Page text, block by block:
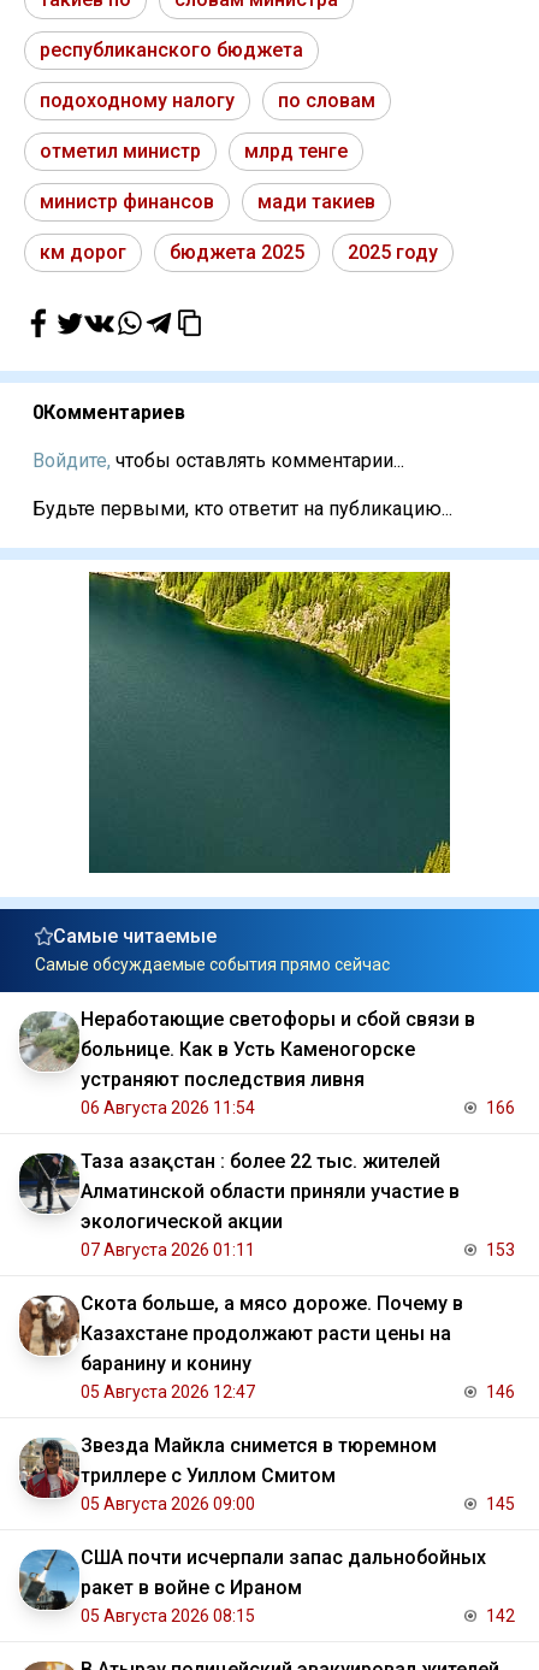
республиканского бюджета
подоходному налогу по словам
отметил министр млрд тенге
министр финансов мади такиев
км дорог бюджета 2025 2025 году
0Комментариев
Войдите, чтобы оставлять комментарии...
Будьте первыми, кто ответит на публикацию...
Самые читаемые
Самые обсуждаемые события прямо сейчас
Неработающие светофоры и сбой связи в
больнице. Как в Усть Каменогорске
устраняют последствия ливня
06 Августа 2026 11:54 166
Таза Қазақстан : более 22 тыс. жителей
Алматинской области приняли участие в
экологической акции
07 Августа 2026 01:11 153
Скота больше, а мясо дороже. Почему в
Казахстане продолжают расти цены на
баранину и конину
05 Августа 2026 12:47 146
Звезда Майкла снимется в тюремном
триллере с Уиллом Смитом
05 Августа 2026 09:00 145
США почти исчерпали запас дальнобойных
ракет в войне с Ираном
05 Августа 2026 08:15 142